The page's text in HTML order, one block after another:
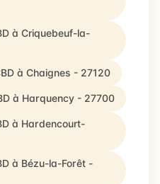
à Criquebeuf-la-
à Chaignes - 27120
à Harquency - 27700
à Hardencourt-
à Bézu-la-Forêt -